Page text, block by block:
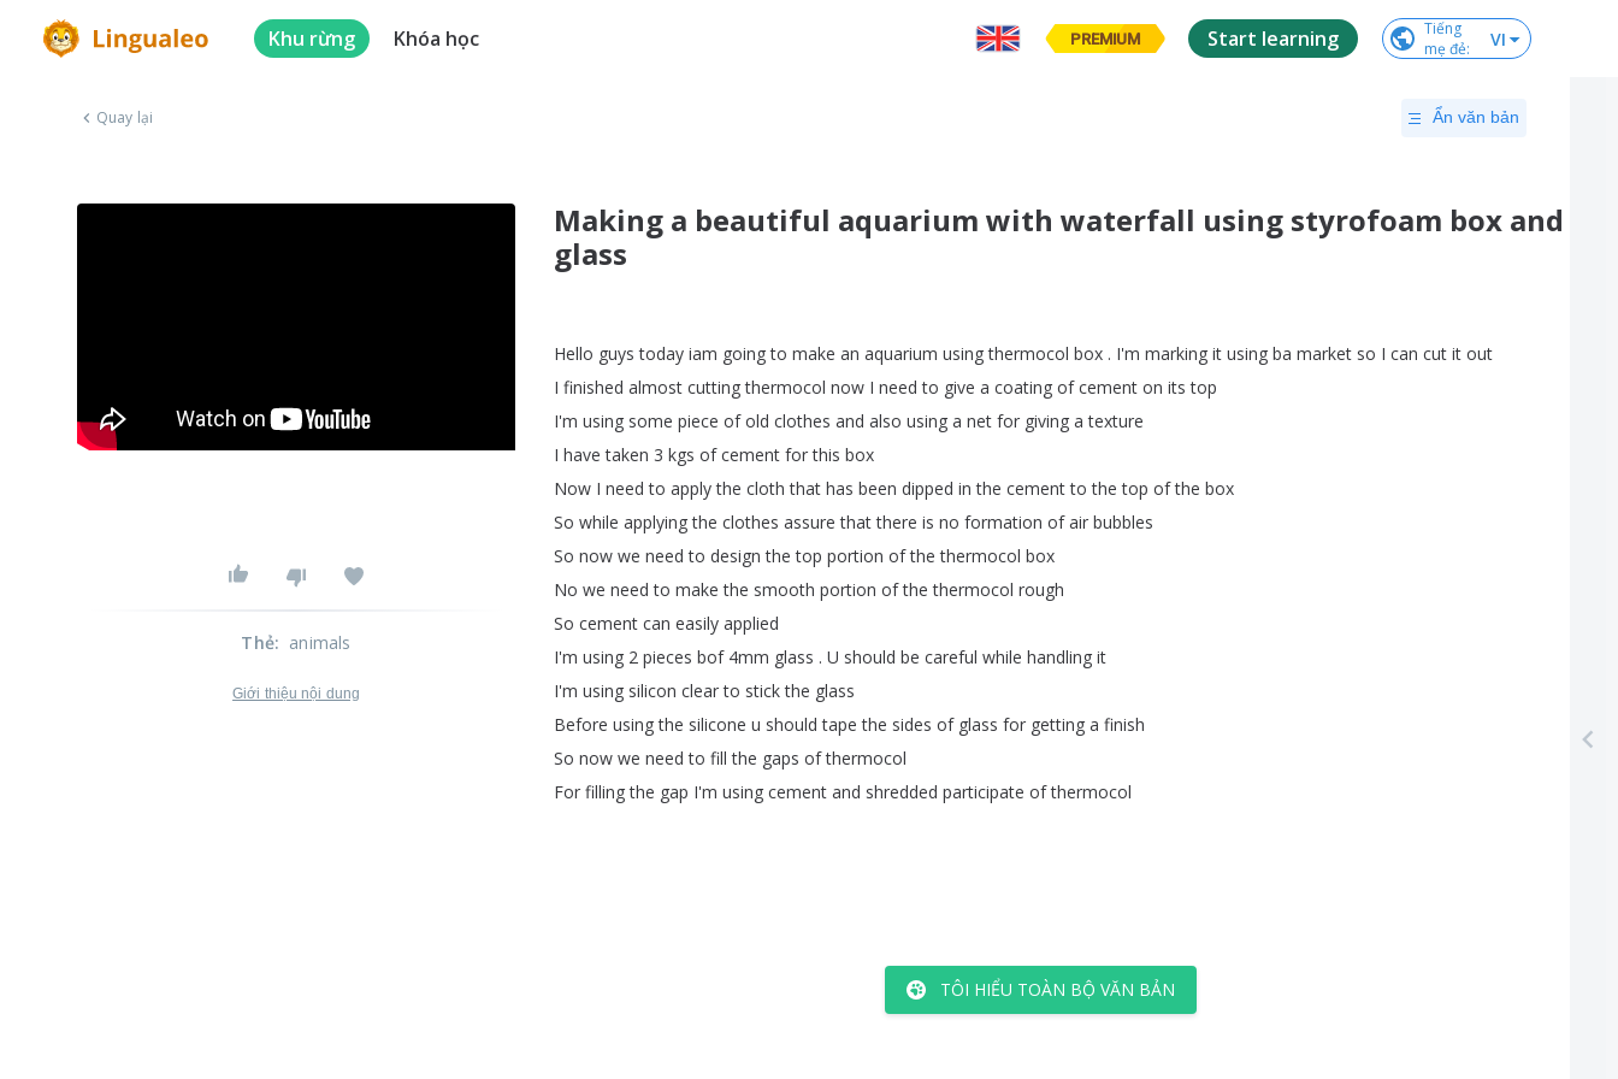
Khu rừng Khóa học PREMIUM Start learning
Tiếng
mẹ đẻ: VI
Quay lại Ẩn văn bản
Making a beautiful aquarium with waterfall using styrofoam box and
glass
Hello guys today iam going to make an aquarium using thermocol box . I'm marking it using ba market so I can cut it out
I finished almost cutting thermocol now I need to give a coating of cement on its top
I'm using some piece of old clothes and also using a net for giving a texture
I have taken 3 kgs of cement for this box
Now I need to apply the cloth that has been dipped in the cement to the top of the box
So while applying the clothes assure that there is no formation of air bubbles
So now we need to design the top portion of the thermocol box
No we need to make the smooth portion of the thermocol rough
So cement can easily applied
I'm using 2 pieces bof4mm glass . U should be careful while handling it
I'm using silicon clear to stick the glass
Before using the silicone u should tape the sides of glass for getting a finish
So now we need to fill the gaps of thermocol
For filling the gap I'm using cement and shredded participate of thermocol
TÔI HIỂU TOÀN BỘ VĂN BẢN
Thẻ: animals
Giới thiệu nội dung